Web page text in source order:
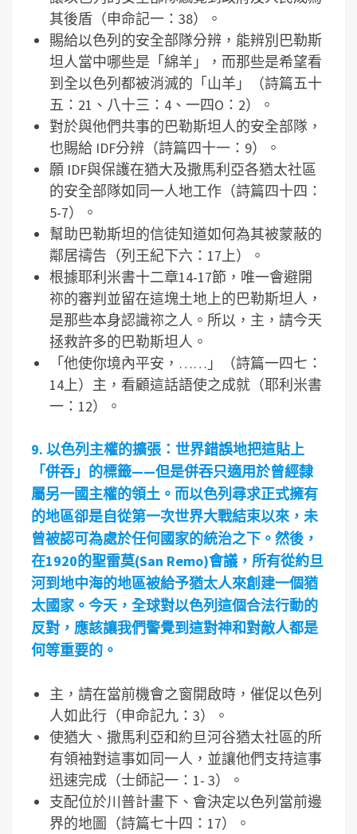
其後盾（申命記一：38）。
賜給以色列的安全部隊分辨，能辨別巴勒斯
坦人當中哪些是「綿羊」，而那些是希望看
到全以色列都被消滅的「山羊」（詩篇五十
五：21、八十三：4、一四O：2）。
對於與他們共事的巴勒斯坦人的安全部隊，
也賜給 IDF分辨（詩篇四十一：9）。
願 IDF與保護在猶大及撒馬利亞各猶太社區
的安全部隊如同一人地工作（詩篇四十四：
5-7）。
幫助巴勒斯坦的信徒知道如何為其被蒙蔽的
鄰居禱告（列王紀下六：17上）。
根據耶利米書十二章14-17節，唯一會避開
祢的審判並留在這塊土地上的巴勒斯坦人，
是那些本身認識祢之人。所以，主，請今天
拯救許多的巴勒斯坦人。
「他使你境內平安，……」（詩篇一四七：
14上）主，看顧這話語使之成就（耶利米書
一：12）。
9. 以色列主權的擴張：世界錯誤地把這貼上
「併吞」的標籤——但是併吞只適用於曾經隸
屬另一國主權的領土。而以色列尋求正式擁有
的地區卻是自從第一次世界大戰結束以來，未
曾被認可為處於任何國家的統治之下。然後，
在1920的聖雷莫(San Remo)會議，所有從約旦
河到地中海的地區被給予猶太人來創建一個猶
太國家。今天，全球對以色列這個合法行動的
反對，應該讓我們警覺到這對神和對敵人都是
何等重要的。
主，請在當前機會之窗開啟時，催促以色列
人如此行（申命記九：3）。
使猶大、撒馬利亞和約旦河谷猶太社區的所
有領袖對這事如同一人，並讓他們支持這事
迅速完成（士師記一：1- 3）。
支配位於川普計畫下、會決定以色列當前邊
界的地圖（詩篇七十四：17）。